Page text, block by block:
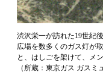
渋沢栄一が訪れた19世紀
広場を数多くのガス灯が
と、はしごを架けて、メ
（所蔵：東京ガス ガスミ